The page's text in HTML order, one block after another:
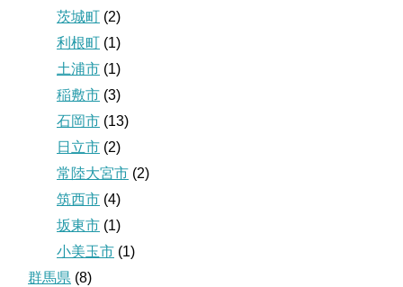
茨城町 (2)
利根町 (1)
土浦市 (1)
稲敷市 (3)
石岡市 (13)
日立市 (2)
常陸大宮市 (2)
筑西市 (4)
坂東市 (1)
小美玉市 (1)
群馬県 (8)